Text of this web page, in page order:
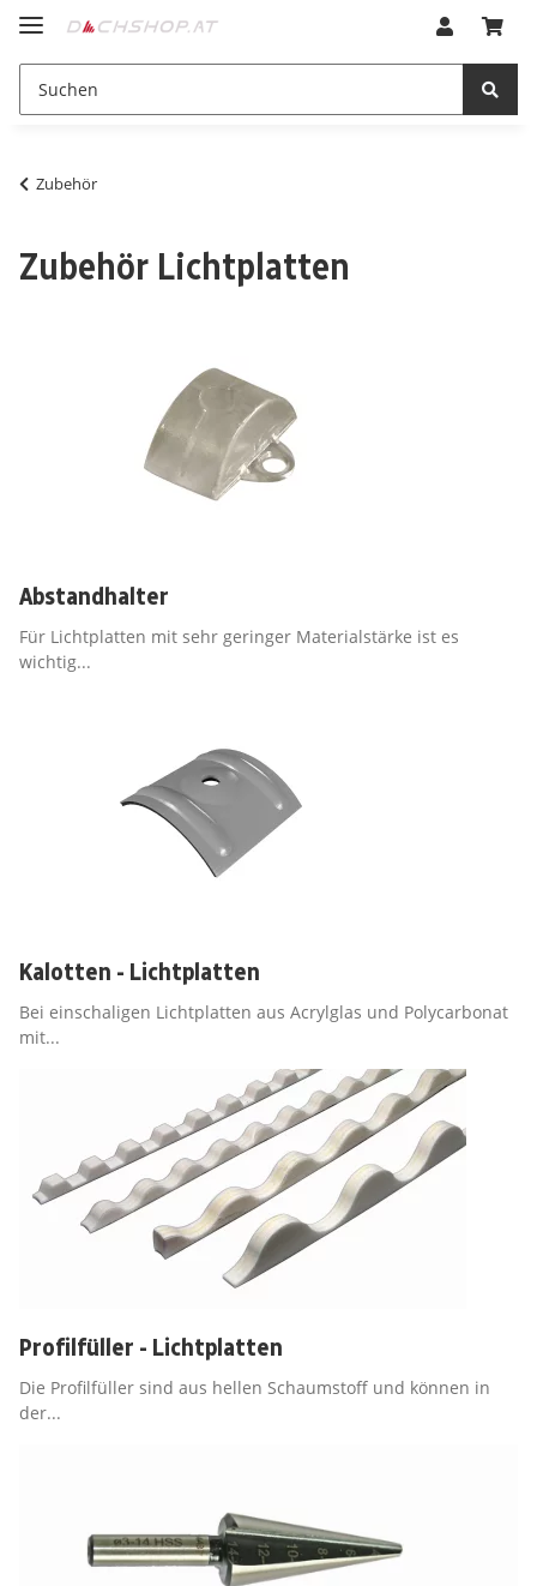
Zubehör
Zubehör Lichtplatten
Abstandhalter
Für Lichtplatten mit sehr geringer Materialstärke ist es
wichtig...
Kalotten - Lichtplatten
Bei einschaligen Lichtplatten aus Acrylglas und Polycarbonat
mit...
Profilfüller - Lichtplatten
Die Profilfüller sind aus hellen Schaumstoff und können in
der...